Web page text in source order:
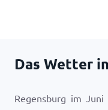
Das Wetter
Regensburg im Juni